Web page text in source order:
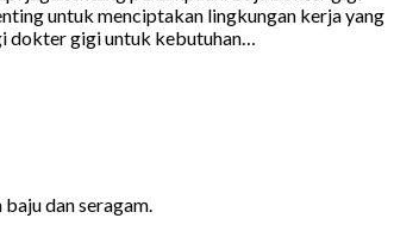
untuk menciptakan lingkungan kerja yang
dokter gigi untuk kebutuhan…
dan seragam.